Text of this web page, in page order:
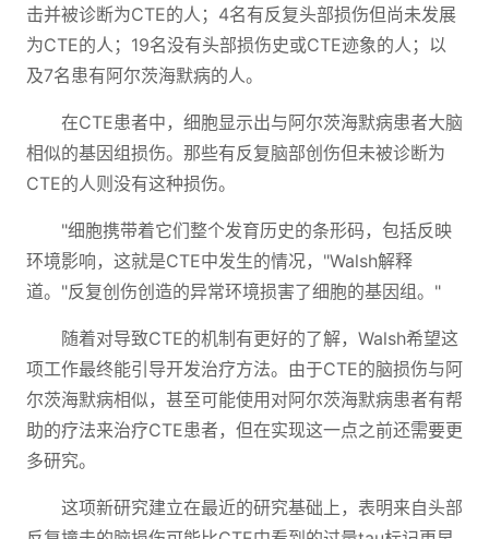
击并被诊断为CTE的人；4名有反复头部损伤但尚未发展
为CTE的人；19名没有头部损伤史或CTE迹象的人；以
及7名患有阿尔茨海默病的人。
在CTE患者中，细胞显示出与阿尔茨海默病患者大脑
相似的基因组损伤。那些有反复脑部创伤但未被诊断为
CTE的人则没有这种损伤。
"细胞携带着它们整个发育历史的条形码，包括反映
环境影响，这就是CTE中发生的情况，"Walsh解释
道。"反复创伤创造的异常环境损害了细胞的基因组。"
随着对导致CTE的机制有更好的了解，Walsh希望这
项工作最终能引导开发治疗方法。由于CTE的脑损伤与阿
尔茨海默病相似，甚至可能使用对阿尔茨海默病患者有帮
助的疗法来治疗CTE患者，但在实现这一点之前还需要更
多研究。
这项新研究建立在最近的研究基础上，表明来自头部